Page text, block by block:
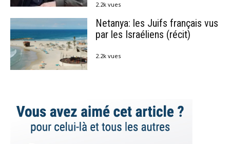
2.2k vues
Netanya: les Juifs français vus
par les Israéliens (récit)
2.2k vues